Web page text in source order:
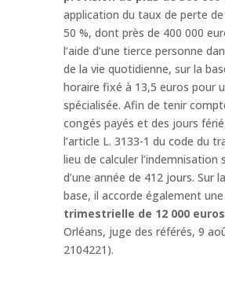
application du taux de perte de
50 %, dont près de 400 000
l’aide d’une tierce personne
de la vie quotidienne, sur la
horaire fixé à 13,5 euros pour
spécialisée. Afin de tenir
congés payés et des jours
l’article L. 3133-1 du code du
lieu de calculer l’indemnisation
d’une année de 412 jours. Sur
base, il accorde également une
trimestrielle de 12 000 euros
Orléans, juge des référés, 9
2104221).